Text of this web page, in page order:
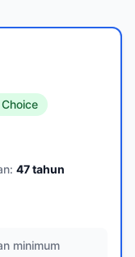
47tahun
minimum